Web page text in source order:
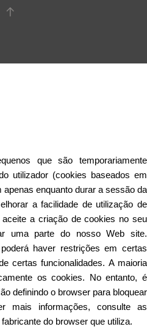
que são temporariamente
utilizador (cookies baseados em
enquanto durar a sessão da
a facilidade de utilização de
a criação de cookies no seu
uma parte do nosso Web site.
haver restrições em certas
certas funcionalidades. A maioria
os cookies. No entanto, é
definindo o browser para bloquear
mais informações, consulte as
do browser que utiliza.